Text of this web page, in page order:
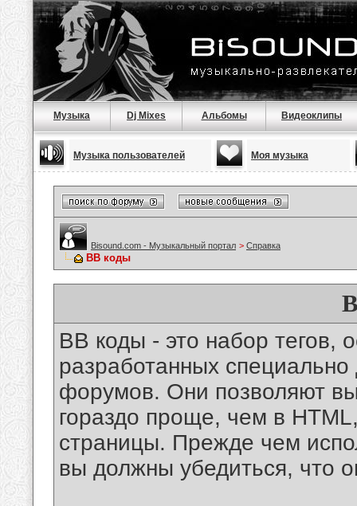
Музыка Dj Mixes Альбомы Видеоклипы
Музыка пользователей Моя музыка
Bisound.com - Музыкальный портал > Справка
BB коды
BB коды - это набор тегов,
разработанных
форумов. Они позволяют
гораздо проще, чем в
страницы. Прежде чем
вы должны убедиться, что